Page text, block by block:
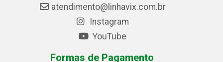
atendimento@linhavix.com.br
Instagram
YouTube
Formas de Pagamento